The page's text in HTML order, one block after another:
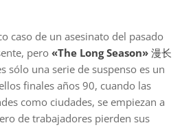
caso de un asesinato del pasado
pero «The Long Season» 漫长
sólo una serie de suspenso es un
finales años 90, cuando las
como ciudades, se empiezan a
de trabajadores pierden sus